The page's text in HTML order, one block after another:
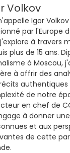
Volkov
Igor
par l'Europe
à travers
plus de 15 ans.
à Moscou,
à offrir des
de notre
en chef de
à donner
et aux
de cette